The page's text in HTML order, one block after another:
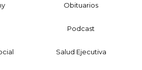
Obituarios
Podcast
Salud Ejecutiva